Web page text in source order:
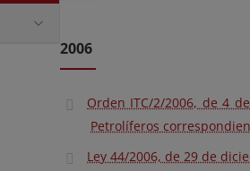
2006
Orden ITC/2/2006, de 4
Petrolíferos
Ley 44/2006, de 29 de